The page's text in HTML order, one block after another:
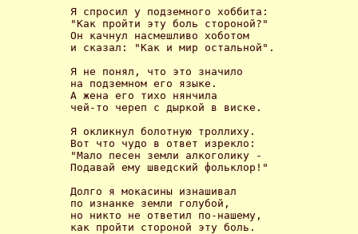
Я спросил у подземного хоббита:
"Как пройти эту боль стороной?"
Он качнул насмешливо хоботом
и сказал: "Как и мир остальной".
Я не понял, что это значило
на подземном его языке.
А жена его тихо нянчила
чей-то череп с дыркой в виске.
Я окликнул болотную троллиху.
Вот что чудо в ответ изрекло:
"Мало песен земли алкоголику -
Подавай ему шведский фольклор!"
Долго я мокасины изнашивал
по изнанке земли голубой,
но никто не ответил по-нашему,
как пройти стороной эту боль.